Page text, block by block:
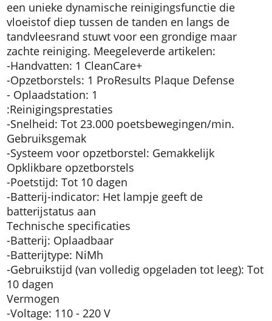
een unieke dynamische reinigingsfunctie die
vloeistof diep tussen de tanden en langs de
tandvleesrand stuwt voor een grondige maar
zachte reiniging. Meegeleverde artikelen:
-Handvatten: 1 CleanCare+
-Opzetborstels: 1 ProResults Plaque Defense
- Oplaadstation: 1
:Reinigingsprestaties
-Snelheid: Tot 23.000 poetsbewegingen/min.
Gebruiksgemak
-Systeem voor opzetborstel: Gemakkelijk
Opklikbare opzetborstels
-Poetstijd: Tot 10 dagen
-Batterij-indicator: Het lampje geeft de
batterijstatus aan
Technische specificaties
-Batterij: Oplaadbaar
-Batterijtype: NiMh
-Gebruikstijd (van volledig opgeladen tot leeg): Tot
10 dagen
Vermogen
-Voltage: 110 - 220 V